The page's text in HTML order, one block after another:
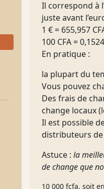
Il correspond à
juste avant
1 € = 655,957
100 CFA =
En pratique :
la plupart du
Vous pouvez
Des frais de
change locaux
Il est possible
distributeurs
Astuce : la
de change que
10 000 fcfa, soit